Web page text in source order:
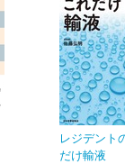
レジデン
だけ輸液